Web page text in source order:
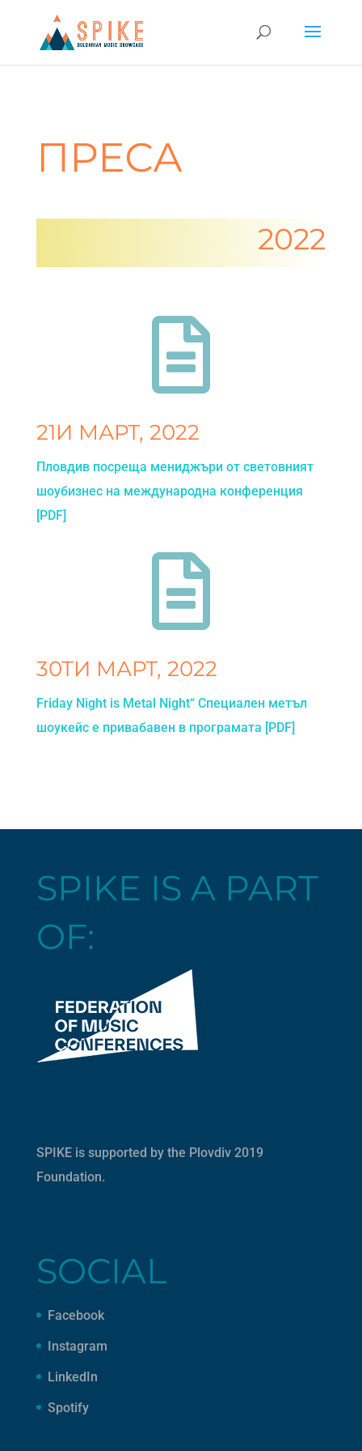
ПРЕСА
2022

21И МАРТ, 2022
Пловдив посреща мениджъри от световният
шоубизнес на международна конференция
[PDF]

30ТИ МАРТ, 2022
Friday Night is Metal Night“ Специален метъл
шоукейс е привабавен в програмата [PDF]
SPIKE IS A PART
OF:
SPIKE is supported by the Plovdiv 2019
Foundation.
SOCIAL
Facebook
Instagram
LinkedIn
Spotify